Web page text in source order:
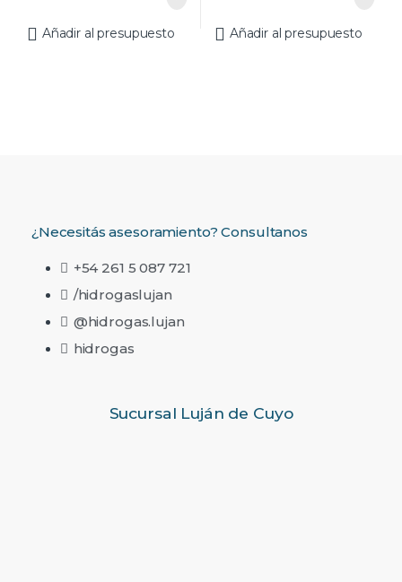
Añadir al presupuesto Añadir al presupuesto
¿Necesitás asesoramiento? Consultanos
+54 261 5 087 721
/hidrogaslujan
@hidrogas.lujan
hidrogas
Sucursal Luján de Cuyo